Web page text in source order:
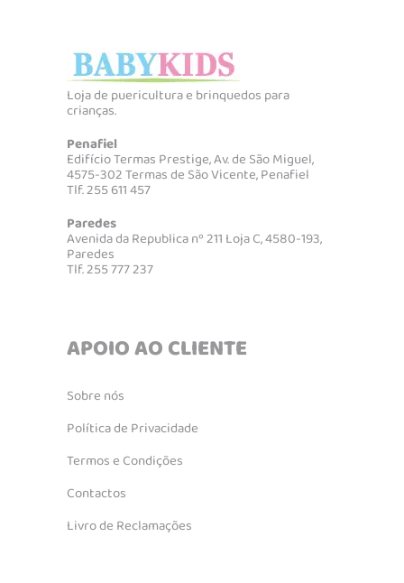
Loja de puericultura e brinquedos para
crianças.
Penafiel
Edifício Termas Prestige, Av. de São Miguel,
4575-302 Termas de São Vicente, Penafiel
Tlf. 255 611 457
Paredes
Avenida da Republica nº 211 Loja C, 4580-193,
Paredes
Tlf. 255 777 237
APOIO AO CLIENTE
Sobre nós
Política de Privacidade
Termos e Condições
Contactos
Livro de Reclamações